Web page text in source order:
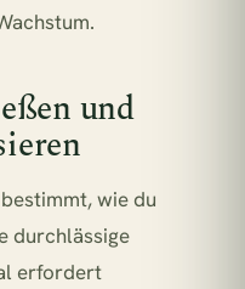
und
wie du
durchlässige
erfordert